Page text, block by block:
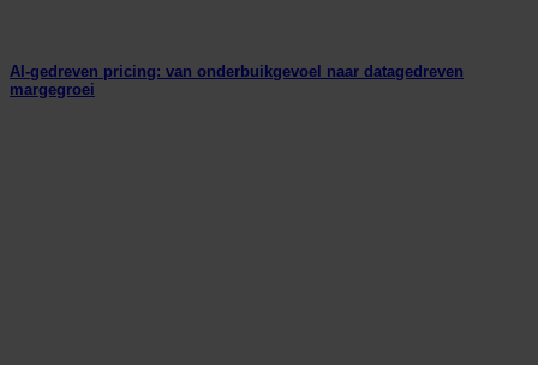
AI-gedreven pricing: van onderbuikgevoel naar datagedreven
margegroei